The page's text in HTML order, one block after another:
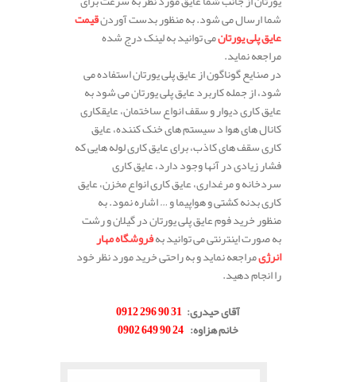
شما ارسال می شود. به منظور بدست آوردنقیمت
عایق پلی یورتانمی توانید به لینک درج شده
مراجعه نماید.
در صنایع گوناگون از عایق پلی یورتان استفاده می
شود، از جمله کاربرد عایق پلی یورتان می شود به
عایق کاری دیوار و سقف انواع ساختمان، عایقکاری
کانال های هوا د سیستم های خنک کننده، عایق
کاری سقف های کاذب، برای عایق کاری لوله هایی که
فشار زیادی در آنها وجود دارد، عایق کاری
سردخانه و مرغداری، عایق کاری انواع مخزن، عایق
کاری بدنه کشتی و هواپیما و … اشاره نمود. به
منظور خرید فوم عایق پلی یورتان در گیلان و رشت
به صورت اینترنتی می توانید بهفروشگاه مهار
انرژیمراجعه نماید و به راحتی خرید مورد نظر خود
را انجام دهید.
آقای حیدری:
31 90 296 0912
خانم هزاوه:
24 90 649 0902